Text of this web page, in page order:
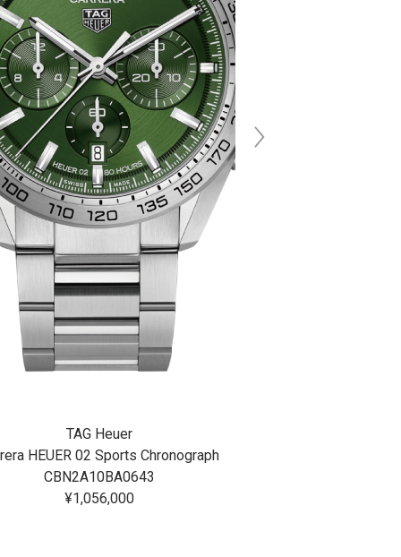
TAG Heuer
HEUER 02 Sports Chronograph
CBN2A10BA0643
¥1,056,000